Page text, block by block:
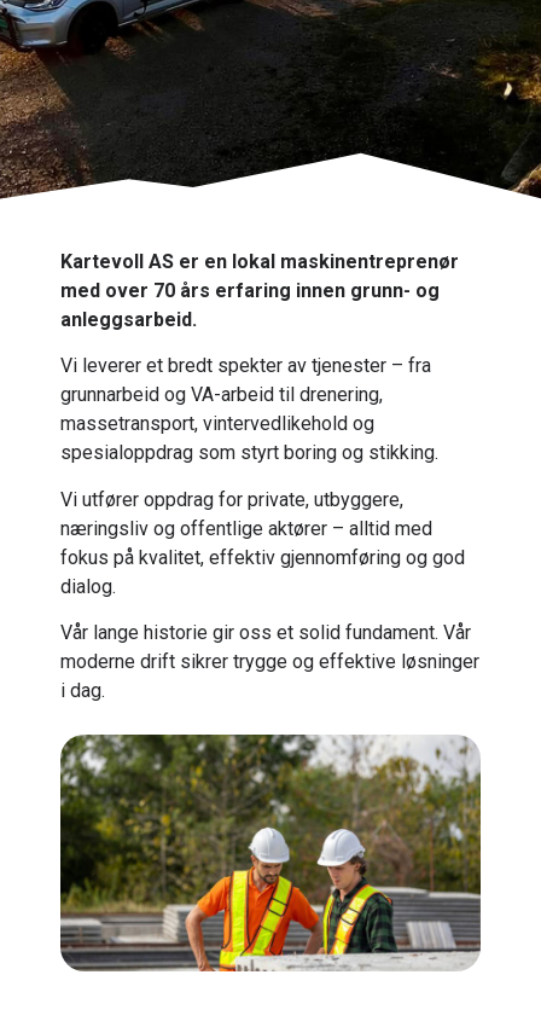
Kartevoll AS er en lokal maskinentreprenør
med over 70 års erfaring innen grunn- og
anleggsarbeid.
Vi leverer et bredt spekter av tjenester – fra
grunnarbeid og VA-arbeid til drenering,
massetransport, vintervedlikehold og
spesialoppdrag som styrt boring og stikking.
Vi utfører oppdrag for private, utbyggere,
næringsliv og offentlige aktører – alltid med
fokus på kvalitet, effektiv gjennomføring og god
dialog.
Vår lange historie gir oss et solid fundament. Vår
moderne drift sikrer trygge og effektive løsninger
i dag.